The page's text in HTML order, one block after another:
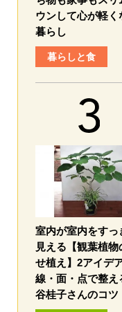
ウンして心が軽く
暮らし
暮らしと食
室内が室内をすっ
見える【観葉植物
せ植え】2アイデア
線・面・点で整え
谷桂子さんのコツ